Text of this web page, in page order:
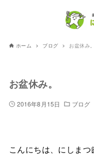
ホーム ブログ お盆休み。
お盆休み。
2016年8月15日 ブログ
こんにちは、にしまつ